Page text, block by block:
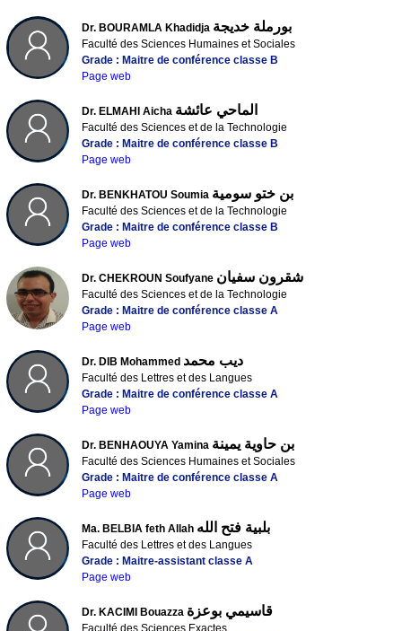
Dr. BOURAMLA Khadidja بورملة خديجة
Faculté des Sciences Humaines et Sociales
Grade : Maitre de conférence classe B
Page web
Dr. ELMAHI Aicha الماحي عائشة
Faculté des Sciences et de la Technologie
Grade : Maitre de conférence classe B
Page web
Dr. BENKHATOU Soumia بن ختو سومية
Faculté des Sciences et de la Technologie
Grade : Maitre de conférence classe B
Page web
Dr. CHEKROUN Soufyane شقرون سفيان
Faculté des Sciences et de la Technologie
Grade : Maitre de conférence classe A
Page web
Dr. DIB Mohammed ديب محمد
Faculté des Lettres et des Langues
Grade : Maitre de conférence classe A
Page web
Dr. BENHAOUYA Yamina بن حاوية يمينة
Faculté des Sciences Humaines et Sociales
Grade : Maitre de conférence classe A
Page web
Ma. BELBIA feth Allah بلبية فتح الله
Faculté des Lettres et des Langues
Grade : Maitre-assistant classe A
Page web
Dr. KACIMI Bouazza قاسيمي بوعزة
Faculté des Sciences Exactes